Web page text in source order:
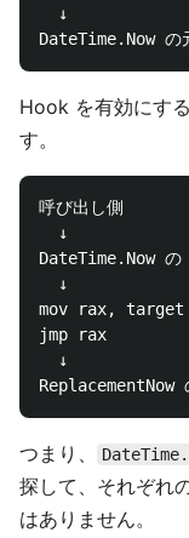
  ↓
Hook を有効にす
す。
呼び出し側
  ↓
DateTime.Now
  ↓
mov rax, target
jmp rax
  ↓
つまり、
探して、それぞれ
はありません。